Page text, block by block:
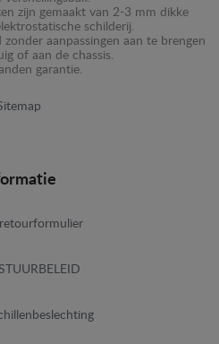
zijn gemaakt van 2-3 mm dikke
schilderij.
aanpassingen aan te brengen
of aan de chassis.
garantie.